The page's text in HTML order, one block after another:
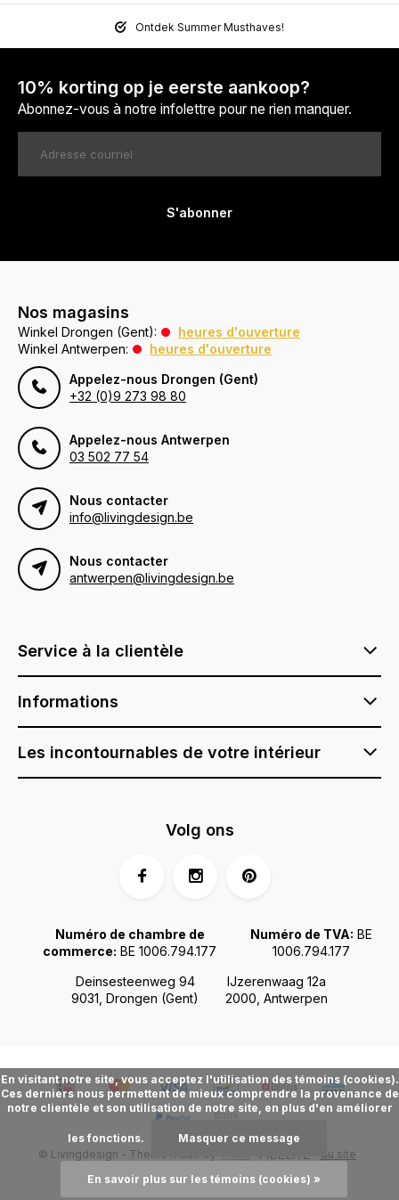
Ontdek Summer Musthaves!
10% korting op je eerste aankoop?
Abonnez-vous à notre infolettre pour ne rien manquer.
S'abonner
Nos magasins
Winkel Drongen (Gent):
heures d'ouverture
Winkel Antwerpen:
heures d'ouverture
Appelez-nous Drongen (Gent)
+32 (0)9 273 98 80
Appelez-nous Antwerpen
03 502 77 54
Nous contacter
info@livingdesign.be
Nous contacter
antwerpen@livingdesign.be
Service à la clientèle
Informations
Les incontournables de votre intérieur
Deinsesteenweg 94
9031, Drongen (Gent)
IJzerenwaag 12a
2000, Antwerpen
Numéro de chambre de
commerce: BE 1006.794.177
Numéro de TVA: BE
1006.794.177
Volg ons
© Livingdesign - Theme made by Webdinge.nl Plan du site
En visitant notre site, vous acceptez l'utilisation des témoins (cookies).
Ces derniers nous permettent de mieux comprendre la provenance de
notre clientèle et son utilisation de notre site, en plus d'en améliorer
les fonctions. Masquer ce message
En savoir plus sur les témoins (cookies) »
FIDÉLITÉ